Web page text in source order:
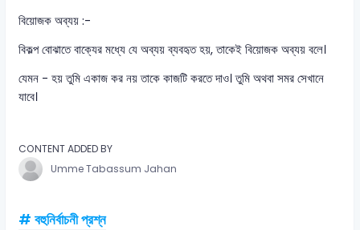
বিয়োজক অব্যয় :-
বিকল্প বোঝাতে বাক্যের মধ্যে যে অব্যয় ব্যবহৃত হয়, তাকেই বিয়োজক অব্যয় বলে।
যেমন - হয় তুমি একাজ কর নয় তাকে কাজটি করতে দাও। তুমি অথবা সমর সেখানে
যাবে।
CONTENT ADDED BY
Umme Tabassum Jahan
# বহুনির্বাচনী প্রশ্ন